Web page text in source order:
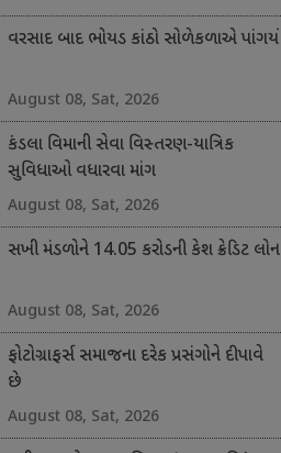
વરસાદ બાદ ભોયડ કાંઠો સોળેકળાએ પાંગર્યો
August 08, Sat, 2026
કંડલા વિમાની સેવા વિસ્તરણ-યાત્રિક
સુવિધાઓ વધારવા માંગ
August 08, Sat, 2026
સખી મંડળોને 14.05 કરોડની કેશ ક્રેડિટ લોન
August 08, Sat, 2026
ફોટોગ્રાફર્સ સમાજના દરેક પ્રસંગોને દીપાવે
છે
August 08, Sat, 2026